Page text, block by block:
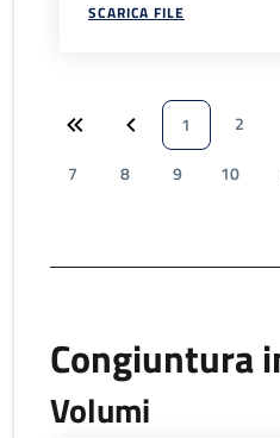
SCARICA FILE
1 2
7
8 9 10
Congiuntura
Volumi